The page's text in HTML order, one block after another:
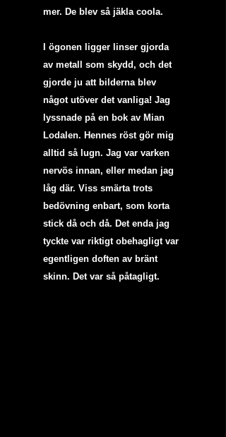
mer. De blev så jäkla coola.
I ögonen ligger linser gjorda
av metall som skydd, och det
gjorde ju att bilderna blev
något utöver det vanliga! Jag
lyssnade på en bok av Mian
Lodalen. Hennes röst gör mig
alltid så lugn. Jag var varken
nervös innan, eller medan jag
låg där. Viss smärta trots
bedövning enbart, som korta
stick då och då. Det enda jag
tyckte var riktigt obehagligt var
egentligen doften av bränt
skinn. Det var så påtagligt.